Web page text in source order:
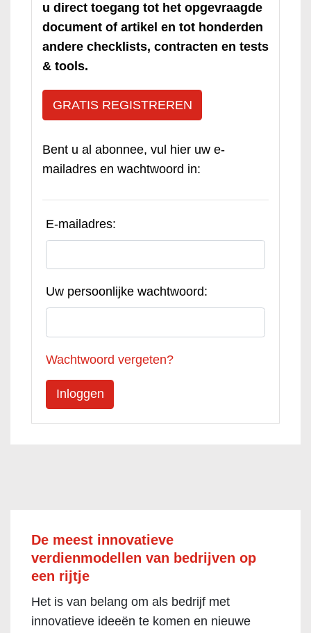
u direct toegang tot het opgevraagde
document of artikel en tot honderden
andere checklists, contracten en tests
& tools.
GRATIS REGISTREREN
Bent u al abonnee, vul hier uw e-
mailadres en wachtwoord in:
E-mailadres:
Uw persoonlijke wachtwoord:
Wachtwoord vergeten?
De meest innovatieve
verdienmodellen van bedrijven op
een rijtje
Het is van belang om als bedrijf met
innovatieve ideeën te komen en nieuwe